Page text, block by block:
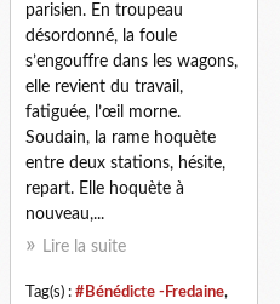
parisien. En troupeau
désordonné, la foule
s’engouffre dans les wagons,
elle revient du travail,
fatiguée, l’œil morne.
Soudain, la rame hoquète
entre deux stations, hésite,
repart. Elle hoquète à
nouveau,...
Lire la suite
Tag(s) : #Bénédicte -Fredaine,